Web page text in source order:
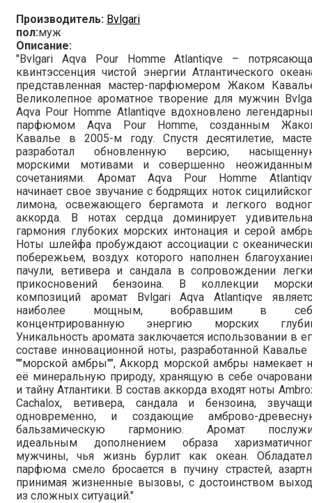
Производитель: Bvlgari
пол:муж
Описание:
"Bvlgari Aqva Pour Homme Atlantiqve –
квинтэссенция чистой энергии Атлантического
представленная мастер-парфюмером Жаком
Великолепное ароматное творение для мужчин
Aqva Pour Homme Atlantiqve вдохновлено
парфюмом Aqva Pour Homme, созданным
Кавалье в 2005-м году. Спустя десятилетие,
разработал обновленную версию,
морскими мотивами и совершенно
сочетаниями. Аромат Aqva Pour Homme
начинает свое звучание с бодрящих ноток
лимона, освежающего бергамота и легкого
аккорда. В нотах сердца доминирует
гармония глубоких морских интонация и серой
Ноты шлейфа пробуждают ассоциации с
побережьем, воздух которого наполнен
пачули, ветивера и сандала в сопровождении
прикосновений бензоина. В коллекции
композиций аромат Bvlgari Aqva Atlantiqve
наиболее мощным, вобравшим в
концентрированную энергию морских
Уникальность аромата заключается использовании в
составе инновационной ноты, разработанной Кавалье
""морской амбры"", Аккорд морской амбры намекает
её минеральную природу, хранящую в себе
и тайну Атлантики. В состав аккорда входят ноты
Cachalox, ветивера, сандала и бензоина,
одновременно, и создающие амброво-
бальзамическую гармонию. Аромат
идеальным дополнением образа
мужчины, чья жизнь бурлит как океан.
парфюма смело бросается в пучину страстей,
принимая жизненные вызовы, с достоинством
из сложных ситуаций."